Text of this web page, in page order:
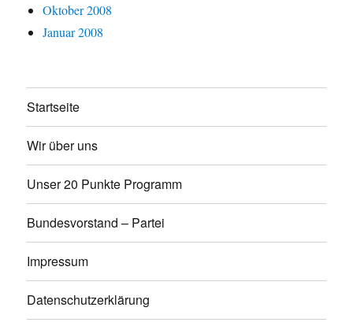
Oktober 2008
Januar 2008
Startseite
Wir über uns
Unser 20 Punkte Programm
Bundesvorstand – Partei
Impressum
Datenschutzerklärung